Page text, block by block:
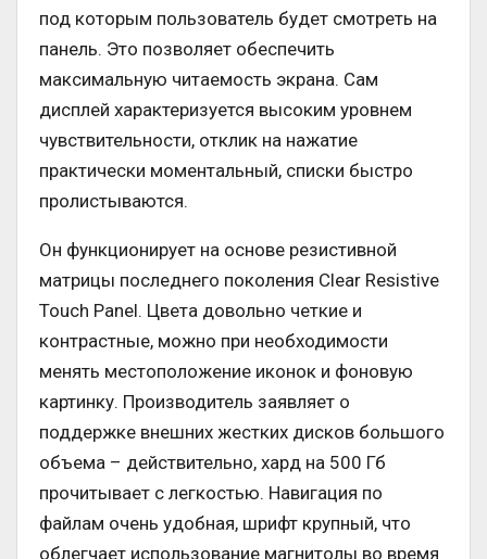
под которым пользователь будет смотреть на
панель. Это позволяет обеспечить
максимальную читаемость экрана. Сам
дисплей характеризуется высоким уровнем
чувствительности, отклик на нажатие
практически моментальный, списки быстро
пролистываются.
Он функционирует на основе резистивной
матрицы последнего поколения Clear Resistive
Touch Panel. Цвета довольно четкие и
контрастные, можно при необходимости
менять местоположение иконок и фоновую
картинку. Производитель заявляет о
поддержке внешних жестких дисков большого
объема – действительно, хард на 500 Гб
прочитывает с легкостью. Навигация по
файлам очень удобная, шрифт крупный, что
облегчает использование магнитолы во время